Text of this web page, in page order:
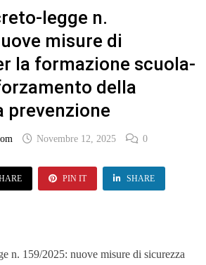
legge n.
misure di
la formazione scuola-
della
prevenzione
Novembre 12, 2025 0
PIN IT SHARE
n. 159/2025: nuove misure di sicurezza